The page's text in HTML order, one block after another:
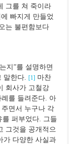
그를 쳐 죽이라
빠지게 만들었
는 불편함보다
지”를 설명하면
말한다. [1] 마찬
회사가 고철강
를 들려준다. 아
면서 누구나 각
를 퍼부었다. 그들
그것을 공개적으
가 다양한 사실과